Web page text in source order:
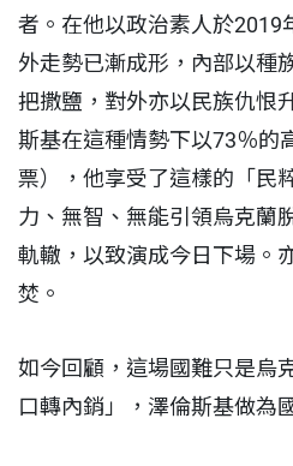
者。在他以政治素人於2019
外走勢已漸成形，內部以種
把撒鹽，對外亦以民族仇恨
斯基在這種情勢下以73％的
票），他享受了這樣的「民
力、無智、無能引領烏克蘭
軌轍，以致演成今日下場。
焚。
如今回顧，這場國難只是烏
口轉內銷」，澤倫斯基做為